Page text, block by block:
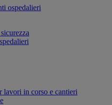
ospedalieri
lavori in corso e cantieri